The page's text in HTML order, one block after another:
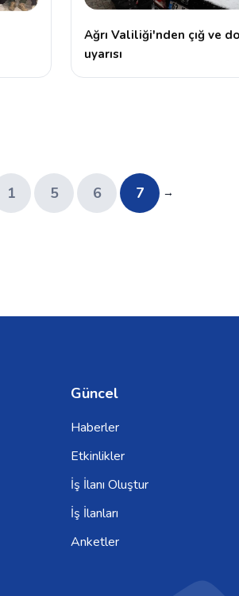
Ağrı Valiliği'nden çığ ve
uyarısı
1 5 6 7 →
Güncel
Haberler
Etkinlikler
İş İlanı Oluştur
İş İlanları
Anketler